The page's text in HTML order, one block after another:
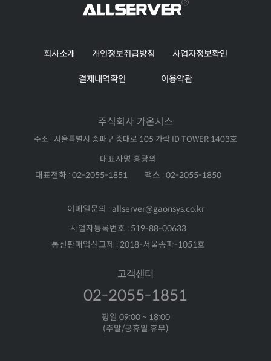
회사소개 개인정보취급방침 사업자정보확인
결제내역확인 이용약관
주식회사 가온시스
주소 : 서울특별시 송파구 중대로 105 가락 ID TOWER 1403호
대표자명 홍광의
대표전화 : 02-2055-1851
팩스 : 02-2055-1850
이메일문의 : allserver@gaonsys.co.kr
사업자등록번호 : 519-88-00633
통신판매업신고제 : 2018-서울송파-1051호
고객센터
02-2055-1851
평일 09:00 ~ 18:00
(주말/공휴일 휴무)